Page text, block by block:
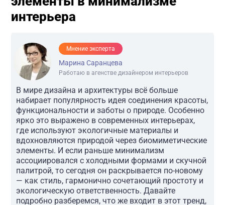
интерьера
Мнение эксперта
Марина Саранцева
Работаю в агенстве дизайнером интерьеров
В мире дизайна и архитектуры всё больше
набирает популярность идея соединения красоты,
функциональности и заботы о природе. Особенно
ярко это выражено в современных интерьерах,
где используют экологичные материалы и
вдохновляются природой через биомиметические
элементы. И если раньше минимализм
ассоциировался с холодными формами и скучной
палитрой, то сегодня он раскрывается по-новому
— как стиль, гармонично сочетающий простоту и
экологическую ответственность. Давайте
подробно разберемся, что же входит в этот тренд,